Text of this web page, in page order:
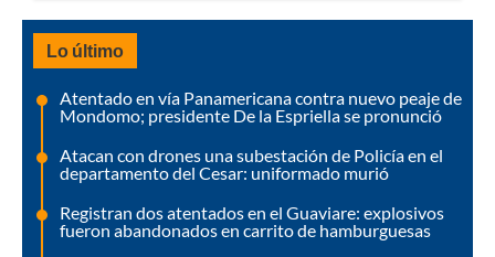
Lo último
Atentado en vía Panamericana contra nuevo peaje de
Mondomo; presidente De la Espriella se pronunció
Atacan con drones una subestación de Policía en el
departamento del Cesar: uniformado murió
Registran dos atentados en el Guaviare: explosivos
fueron abandonados en carrito de hamburguesas